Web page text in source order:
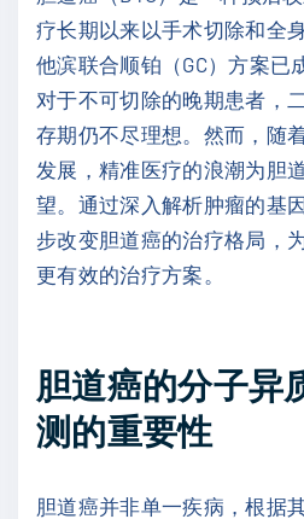
疗长期以来以手术切除和全
他滨联合顺铂（GC）方案已
对于不可切除的晚期患者，
存期仍不尽理想。然而，随
发展，精准医疗的浪潮为胆
望。通过深入解析肿瘤的基
步改变胆道癌的治疗格局，
更有效的治疗方案。
胆道癌的分子异
测的重要性
胆道癌并非单一疾病，根据